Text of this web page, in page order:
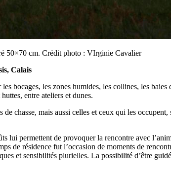
50×70 cm. Crédit photo : VIrginie Cavalier
Calais
bocages, les zones humides, les collines, les baies
entre ateliers et dunes.
chasse, mais aussi celles et ceux qui les
lui permettent de provoquer la rencontre avec
de résidence fut l’occasion de moments de
et sensibilités plurielles. La possibilité d’être